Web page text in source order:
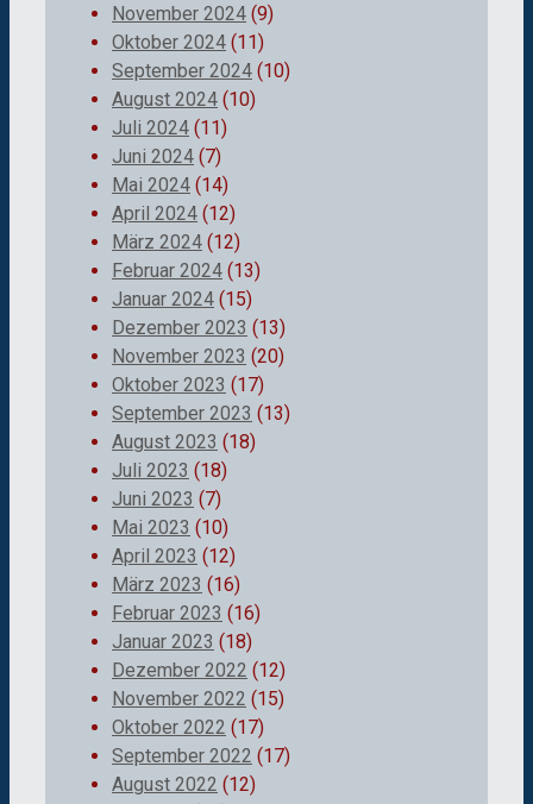
November 2024 (9)
Oktober 2024 (11)
September 2024 (10)
August 2024 (10)
Juli 2024 (11)
Juni 2024 (7)
Mai 2024 (14)
April 2024 (12)
März 2024 (12)
Februar 2024 (13)
Januar 2024 (15)
Dezember 2023 (13)
November 2023 (20)
Oktober 2023 (17)
September 2023 (13)
August 2023 (18)
Juli 2023 (18)
Juni 2023 (7)
Mai 2023 (10)
April 2023 (12)
März 2023 (16)
Februar 2023 (16)
Januar 2023 (18)
Dezember 2022 (12)
November 2022 (15)
Oktober 2022 (17)
September 2022 (17)
August 2022 (12)